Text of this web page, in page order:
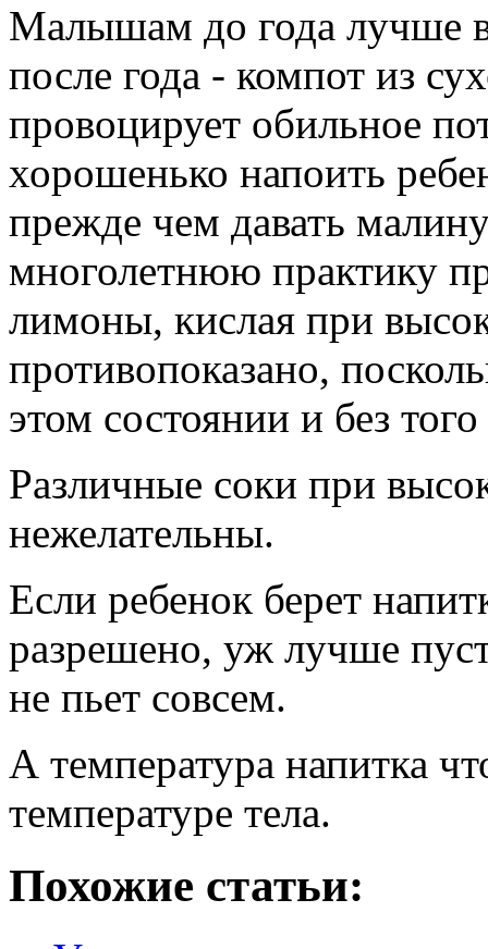
Малышам до года лучше
после года - компот из
провоцирует обильное
хорошенько напоить
прежде чем давать
многолетнюю практику
лимоны, кислая при
противопоказано,
этом состоянии и без
Различные соки при
нежелательны.
Если ребенок берет
разрешено, уж лучше
не пьет совсем.
А температура напитка
температуре тела.
Похожие статьи: